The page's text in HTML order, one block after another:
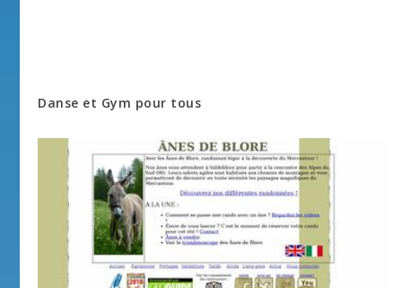
Danse et Gym pour tous